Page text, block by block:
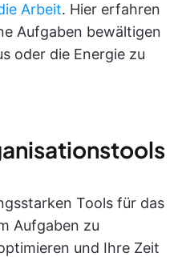
Arbeit. Hier erfahren
Aufgaben bewältigen
oder die Energie zu
Tools für das
Aufgaben zu
und Ihre Zeit